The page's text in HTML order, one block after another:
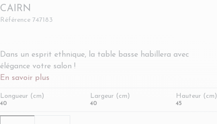
CAIRN
Référence 747183
Dans un esprit ethnique, la table basse habillera avec
élégance votre salon !
En savoir plus
Longueur (cm)
40
Largeur (cm)
40
Hauteur (cm)
45